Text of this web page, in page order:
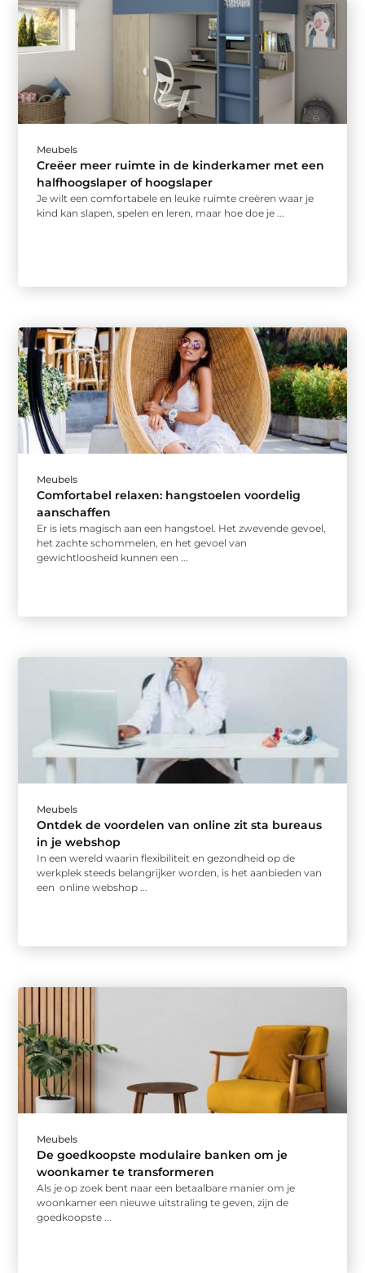
Meubels
Creëer meer ruimte in de kinderkamer met een
halfhoogslaper of hoogslaper
Je wilt een comfortabele en leuke ruimte creëren waar je
kind kan slapen, spelen en leren, maar hoe doe je ...
Meubels
Comfortabel relaxen: hangstoelen voordelig
aanschaffen
Er is iets magisch aan een hangstoel. Het zwevende gevoel,
het zachte schommelen, en het gevoel van
gewichtloosheid kunnen een ...
Meubels
Ontdek de voordelen van online zit sta bureaus
in je webshop
In een wereld waarin flexibiliteit en gezondheid op de
werkplek steeds belangrijker worden, is het aanbieden van
een online webshop ...
Meubels
De goedkoopste modulaire banken om je
woonkamer te transformeren
Als je op zoek bent naar een betaalbare manier om je
woonkamer een nieuwe uitstraling te geven, zijn de
goedkoopste ...